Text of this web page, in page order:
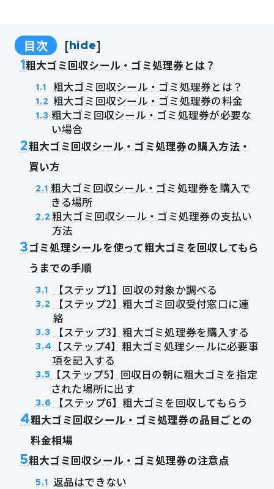
目次 [hide]
1粗大ゴミ回収シール・ゴミ処理券とは？
1.1 粗大ゴミ回収シール・ゴミ処理券とは？
1.2 粗大ゴミ回収シール・ゴミ処理券の料金
1.3 粗大ゴミ回収シール・ゴミ処理券が必要な
い場合
2粗大ゴミ回収シール・ゴミ処理券の購入方法・
買い方
2.1 粗大ゴミ回収シール・ゴミ処理券を購入で
きる場所
2.2 粗大ゴミ回収シール・ゴミ処理券の支払い
方法
3ゴミ処理シールを使って粗大ゴミを回収してもら
うまでの手順
3.1 【ステップ1】回収の対象か調べる
3.2
【ステップ2】粗大ゴミ回収受付窓口に連
絡
3.3 【ステップ3】粗大ゴミ処理券を購入する
3.4
【ステップ4】粗大ゴミ処理シールに必要事
項を記入する
3.5
【ステップ5】回収日の朝に粗大ゴミを指定
された場所に出す
3.6 【ステップ6】粗大ゴミを回収してもらう
4粗大ゴミ回収シール・ゴミ処理券の品目ごとの
料金相場
5粗大ゴミ回収シール・ゴミ処理券の注意点
5.1 返品はできない